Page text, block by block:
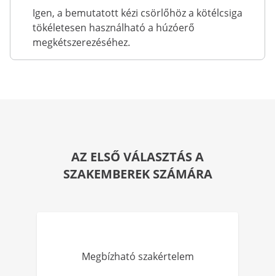
Igen, a bemutatott kézi csörlőhöz a kötélcsiga
tökéletesen használható a húzóerő
megkétszerezéséhez.
AZ ELSŐ VÁLASZTÁS A
SZAKEMBEREK SZÁMÁRA
Megbízható szakértelem